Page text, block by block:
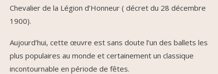
Chevalier de la Légion d’Honneur ( décret du 28 décembre
1900).
Aujourd’hui, cette œuvre est sans doute l’un des ballets les
plus populaires au monde et certainement un classique
incontournable en période de fêtes.